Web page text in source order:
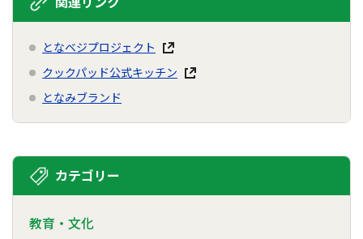
となベジプロジェクト
クックパッド公式キッチン
となみブランド
カテゴリー
教育・文化